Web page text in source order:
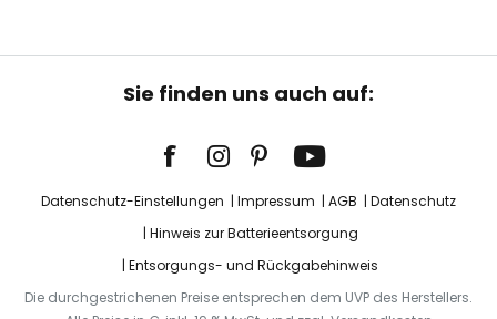
Sie finden uns auch auf:
Datenschutz-Einstellungen Impressum AGB
Datenschutz
Hinweis zur Batterieentsorgung
Entsorgungs- und Rückgabehinweis
Die durchgestrichenen Preise entsprechen dem UVP des Herstellers.